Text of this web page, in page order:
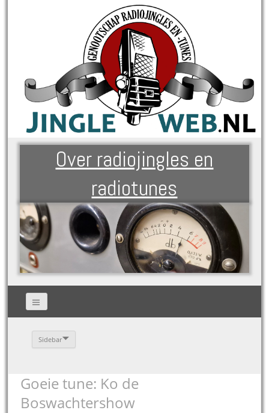
Over radiojingles en
radiotunes
Sidebar
Goeie tune: Ko de
Boswachtershow